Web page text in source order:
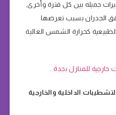
جميله بين كل فترة وأخرى,
الجدران بسبب تعرضها
كحرارة الشمس العالية
خارجية للمنازل بجدة
الداخلية والخارجية